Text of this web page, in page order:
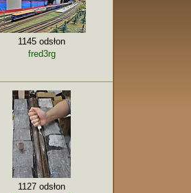
1145 odsłon
fred3rg
1127 odsłon